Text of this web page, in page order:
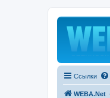
Ссылки
WEBA.Net